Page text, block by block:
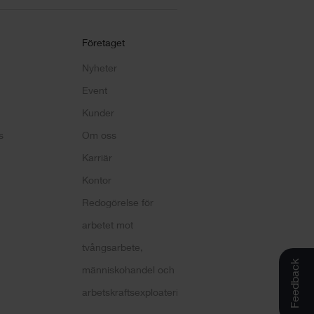
Företaget
Nyheter
Event
Kunder
Om oss
Karriär
Kontor
Redogörelse för
arbetet mot
tvångsarbete,
människohandel och
arbetskraftsexploatering Feedback